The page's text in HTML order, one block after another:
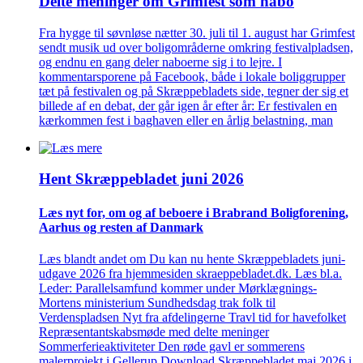
Fra hygge til søvnløse nætter 30. juli til 1. august har Grimfest
sendt musik ud over boligområderne omkring festivalpladsen,
og endnu en gang deler naboerne sig i to lejre. I
kommentarsporene på Facebook, både i lokale boliggrupper
tæt på festivalen og på Skræppebladets side, tegner der sig et
billede af en debat, der går igen år efter år: Er festivalen en
kærkommen fest i baghaven eller en årlig belastning, man
Hent Skræppe­bladet juni 2026
Læs nyt for, om og af beboere i Brabrand Bolig­forening,
Aarhus og resten af Danmark
Læs blandt andet om Du kan nu hente Skræppebladets juni-
udgave 2026 fra hjemmesiden skraeppebladet.dk. Læs bl.a.
Leder: Parallelsamfund kommer under Mørklægnings-
Mortens ministerium Sundhedsdag trak folk til
Verdenspladsen Nyt fra afdelingerne Travl tid for havefolket
Repræsentantskabsmøde med delte meninger
Sommerferieaktiviteter Den røde gavl er sommerens